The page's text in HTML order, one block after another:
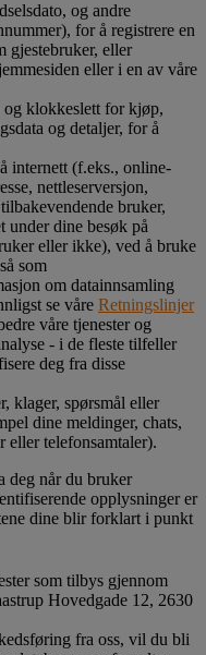
og andre
for å registrere en
gjestebruker, eller
eller i en av våre
og klokkeslett for kjøp,
og detaljer, for å
internett (f.eks., online-
nettleserversjon,
bruker,
under dine besøk på
eller ikke), ved å bruke
som
om datainnsamling
se våre Retningslinjer
våre tjenester og
- i de fleste tilfeller
deg fra disse
klager, spørsmål eller
dine meldinger, chats,
eller telefonsamtaler).
deg når du bruker
opplysninger er
dine blir forklart i punkt
som tilbys gjennom
Hovedgade 12, 2630
fra oss, vil du bli